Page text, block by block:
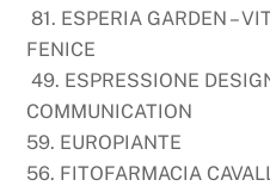
81. ESPERIA GARDEN –
FENICE
49. ESPRESSIONE
COMMUNICATION
59. EUROPIANTE
56. FITOFARMACIA